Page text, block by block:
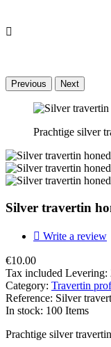

Previous Next
Prachtige silver
Silver travertin
 Write a review
€10.00
Tax included Levering:
Category: Travertin
Reference: Silver
In stock: 100 Items
Prachtige silver